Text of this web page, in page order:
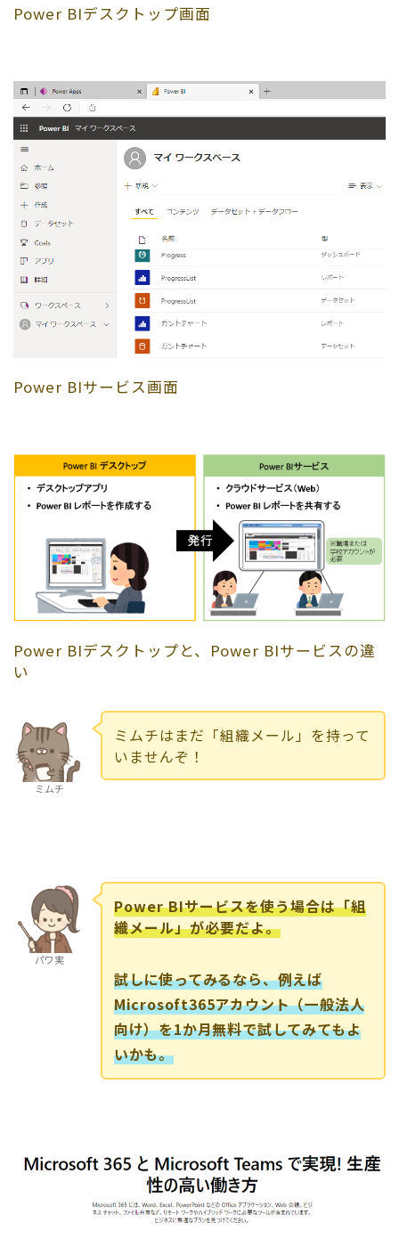
Power BIデスクトップ画面
Power BIサービス画面
Power BIデスクトップと、Power BIサービスの違
い
ミムチ
ミムチはまだ「組織メール」を持って
いませんぞ！
パワ実
Power BIサービスを使う場合は「組
織メール」が必要だよ。
試しに使ってみるなら、例えば
Microsoft365アカウント（一般法人
向け）を1か月無料で試してみてもよ
いかも。